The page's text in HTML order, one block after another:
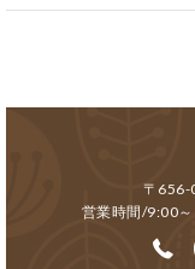
〒656-
営業時間/9:00